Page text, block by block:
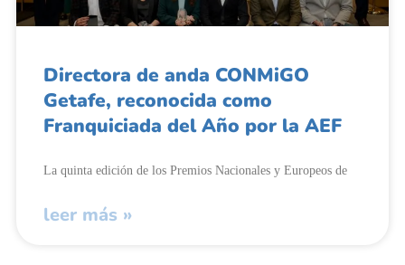
Directora de anda CONMiGO
Getafe, reconocida como
Franquiciada del Año por la AEF
La quinta edición de los Premios Nacionales y Europeos de
leer más »